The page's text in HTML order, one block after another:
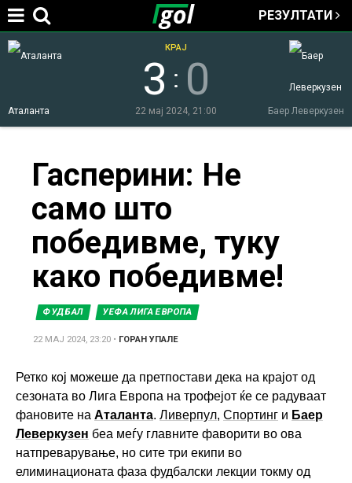
Jump to navigation
РЕЗУЛТАТИ
Аталанта Баер Леверкузен
3 : 0
КРАЈ
22 мај 2024, 21:00
here
Гасперини: Не
само што
победивме, туку
како победивме!
ФУДБАЛ УЕФА ЛИГА ЕВРОПА
22 МАЈ 2024, 23:20 • ГОРАН УПАЛЕ
Ретко кој можеше да претпостави дека на крајот од
сезоната во Лига Европа на трофејот ќе се радуваат
фановите на Аталанта. Ливерпул, Спортинг и Баер
Леверкузен беа меѓу главните фаворити во ова
натпреварување, но сите три екипи во
елиминационата фаза фудбалски лекции токму од